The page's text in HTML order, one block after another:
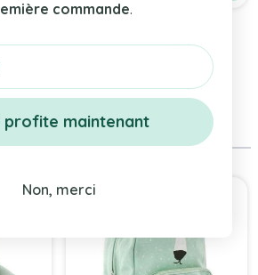
Marque
commande.
profite maintenant
Non, merci